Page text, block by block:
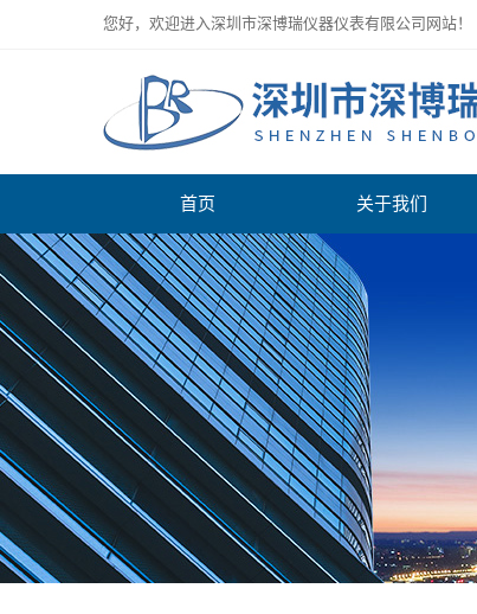
您好，欢迎进入深圳市深博瑞仪器仪表有限公司网站！
首页 关于我们